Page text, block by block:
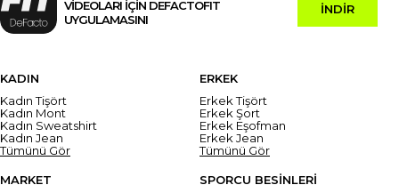
VİDEOLARI İÇİN DEFACTOFIT
UYGULAMASINI
İNDİR
KADIN
Kadın Tişört
Kadın Mont
Kadın Sweatshirt
Kadın Jean
Tümünü Gör
ERKEK
Erkek Tişört
Erkek Şort
Erkek Eşofman
Erkek Jean
Tümünü Gör
MARKET
SPORCU BESİNLERİ